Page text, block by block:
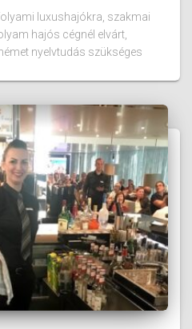
luxushajókra, szakmai
hajós cégnél elvárt,
nyelvtudás szükséges